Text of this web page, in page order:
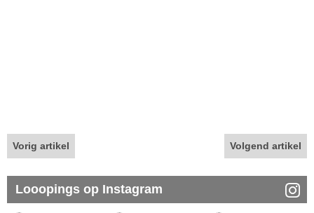
Vorig artikel Volgend artikel
Looopings op Instagram